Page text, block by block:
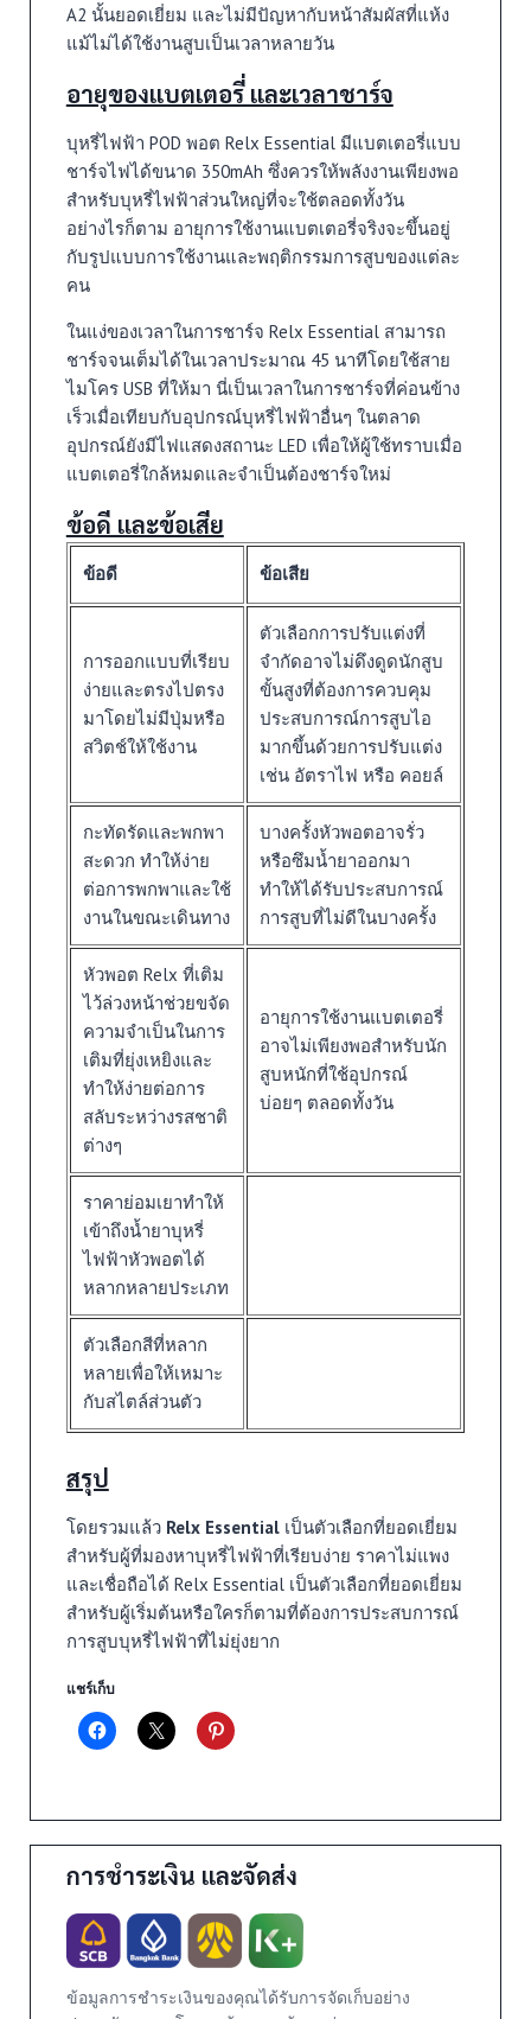
A2 นั้นยอดเยี่ยม และไม่มีปัญหากับหน้าสัมผัสที่แห้ง
แม้ไม่ได้ใช้งานสูบเป็นเวลาหลายวัน
อายุของแบตเตอรี่ และเวลาชาร์จ
บุหรี่ไฟฟ้า POD พอต Relx Essential มีแบตเตอรี่แบบ
ชาร์จไฟได้ขนาด 350mAh ซึ่งควรให้พลังงานเพียงพอ
สำหรับบุหรี่ไฟฟ้าส่วนใหญ่ที่จะใช้ตลอดทั้งวัน
อย่างไรก็ตาม อายุการใช้งานแบตเตอรี่จริงจะขึ้นอยู่
กับรูปแบบการใช้งานและพฤติกรรมการสูบของแต่ละ
คน
ในแง่ของเวลาในการชาร์จ Relx Essential สามารถ
ชาร์จจนเต็มได้ในเวลาประมาณ 45 นาทีโดยใช้สาย
ไมโคร USB ที่ให้มา นี่เป็นเวลาในการชาร์จที่ค่อนข้าง
เร็วเมื่อเทียบกับอุปกรณ์บุหรี่ไฟฟ้าอื่นๆ ในตลาด
อุปกรณ์ยังมีไฟแสดงสถานะ LED เพื่อให้ผู้ใช้ทราบเมื่อ
แบตเตอรี่ใกล้หมดและจำเป็นต้องชาร์จใหม่
ข้อดี และข้อเสีย
ข้อดี ข้อเสีย
การออกแบบที่เรียบ
ง่ายและตรงไปตรง
มาโดยไม่มีปุ่มหรือ
สวิตช์ให้ใช้งาน
ตัวเลือกการปรับแต่งที่
จำกัดอาจไม่ดึงดูดนักสูบ
ขั้นสูงที่ต้องการควบคุม
ประสบการณ์การสูบไอ
มากขึ้นด้วยการปรับแต่ง
เช่น อัตราไฟ หรือ คอยล์
กะทัดรัดและพกพา
สะดวก ทำให้ง่าย
ต่อการพกพาและใช้
งานในขณะเดินทาง
บางครั้งหัวพอตอาจรั่ว
หรือซึมน้ำยาออกมา
ทำให้ได้รับประสบการณ์
การสูบที่ไม่ดีในบางครั้ง
หัวพอต Relx ที่เติม
ไว้ล่วงหน้าช่วยขจัด
ความจำเป็นในการ
เติมที่ยุ่งเหยิงและ
ทำให้ง่ายต่อการ
สลับระหว่างรสชาติ
ต่างๆ
อายุการใช้งานแบตเตอรี่
อาจไม่เพียงพอสำหรับนัก
สูบหนักที่ใช้อุปกรณ์
บ่อยๆ ตลอดทั้งวัน
ราคาย่อมเยาทำให้
เข้าถึงน้ำยาบุหรี่
ไฟฟ้าหัวพอตได้
หลากหลายประเภท
ตัวเลือกสีที่หลาก
หลายเพื่อให้เหมาะ
กับสไตล์ส่วนตัว
สรุป
โดยรวมแล้ว Relx Essentialเป็นตัวเลือกที่ยอดเยี่ยม
สำหรับผู้ที่มองหาบุหรี่ไฟฟ้าที่เรียบง่าย ราคาไม่แพง
และเชื่อถือได้ Relx Essential เป็นตัวเลือกที่ยอดเยี่ยม
สำหรับผู้เริ่มต้นหรือใครก็ตามที่ต้องการประสบการณ์
การสูบบุหรี่ไฟฟ้าที่ไม่ยุ่งยาก
แชร์เก็บ
การชำระเงิน และจัดส่ง
ข้อมูลการชำระเงินของคุณได้รับการจัดเก็บอย่าง